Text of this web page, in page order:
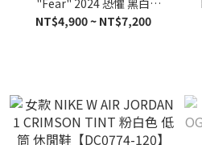
"Fear" 2024 恐懼 黑白
【FQ8138-002】
NT$4,900 ~ NT$7,200